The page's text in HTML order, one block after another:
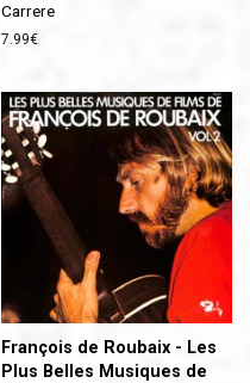
Carrere
Prix
7.99€
François de Roubaix - Les
Plus Belles Musiques de